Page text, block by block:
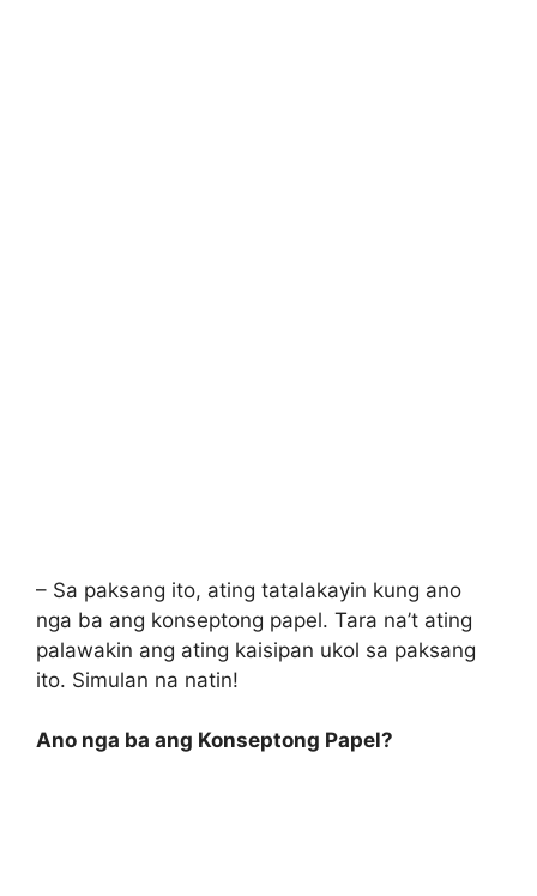
– Sa paksang ito, ating tatalakayin kung ano
nga ba ang konseptong papel. Tara na’t ating
palawakin ang ating kaisipan ukol sa paksang
ito. Simulan na natin!
Ano nga ba ang Konseptong Papel?